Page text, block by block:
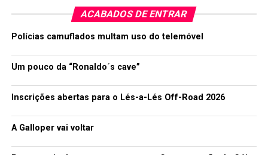
ACABADOS DE ENTRAR
Polícias camuflados multam uso do telemóvel
Um pouco da “Ronaldo´s cave”
Inscrições abertas para o Lés-a-Lés Off-Road 2026
A Galloper vai voltar